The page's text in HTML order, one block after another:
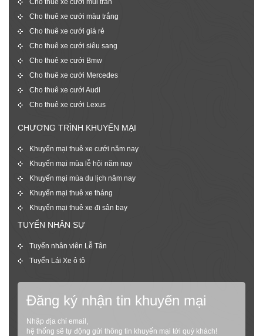
Cho thuê xe cưới màu trắng
Cho thuê xe cưới giá rẻ
Cho thuê xe cưới siêu sang
Cho thuê xe cưới Bmw
Cho thuê xe cưới Mercedes
Cho thuê xe cưới Audi
Cho thuê xe cưới Lexus
CHƯƠNG TRÌNH KHUYẾN MẠI
Khuyến mại thuê xe cưới năm nay
Khuyến mại mùa lễ hội năm nay
Khuyến mại mùa du lịch năm nay
Khuyến mại thuê xe tháng
Khuyến mại thuê xe đi sân bay
TUYỂN NHÂN SỰ
Tuyển nhân viên Lễ Tân
Tuyển Lái Xe ô tô
Đăng ký nhận tin khuyến mại
Nhập địa chỉ email,
hệ thống sẽ tự động gửi thông tin khuyến mại tới quý khách!